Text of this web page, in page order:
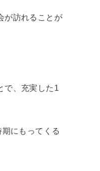
が訪れることが
で、充実した1
にもってくる